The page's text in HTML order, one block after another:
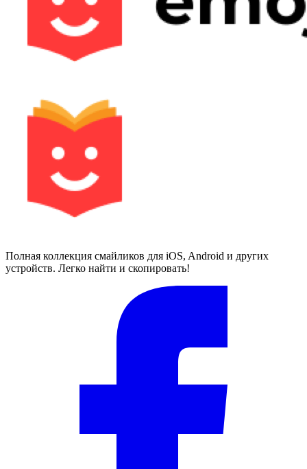
Полная коллекция смайликов для iOS, Android и других
устройств. Легко найти и скопировать!